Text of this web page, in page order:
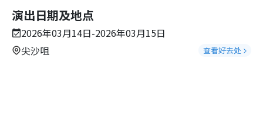
演出日期及地点
2026年03月14日-2026年03月15日
尖沙咀
查看好去处